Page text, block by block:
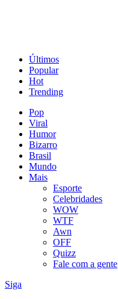
Últimos
Popular
Hot
Trending
Pop
Viral
Humor
Bizarro
Brasil
Mundo
Mais
Esporte
Celebridades
WOW
WTF
Awn
OFF
Quizz
Fale com a gente
Siga